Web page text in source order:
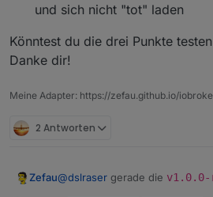
und sich nicht "tot" laden
Könntest du die drei Punkte
Danke dir!
Meine Adapter: https://zefau.github.io/
2 Antworten
Zefau@dslraser gerade die